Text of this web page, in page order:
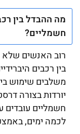
מה ההבדל בין
חשמליים?
רוב האנשים שלא
בין רכבים
משלבים שימוש
יורדות בצורה
חשמליים
לכמה ימים,